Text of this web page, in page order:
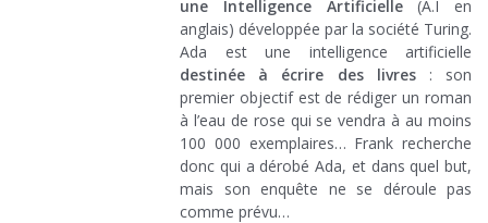
une Intelligence Artificielle(A.I en
anglais) développée par la société Turing.
Ada est une intelligence artificielle
destinée à écrire des livres: son
premier objectif est de rédiger un roman
à l’eau de rose qui se vendra à au moins
100 000 exemplaires… Frank recherche
donc qui a dérobé Ada, et dans quel but,
mais son enquête ne se déroule pas
comme prévu…